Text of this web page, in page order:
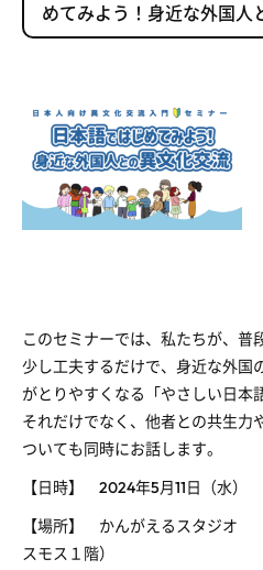
めてみよう！身近な外国人
このセミナーでは、私たちが、普
少し工夫するだけで、身近な外国
がとりやすくなる「やさしい日本
それだけでなく、他者との共生力
ついても同時にお話します。
【日時】 2024年5月11日（水）
【場所】 かんがえるスタジオ
スモス１階）